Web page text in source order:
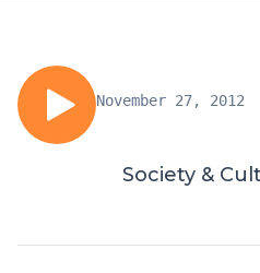
November 27, 2012
Society &